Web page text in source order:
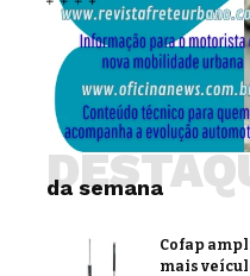
da semana
Cofap
mais